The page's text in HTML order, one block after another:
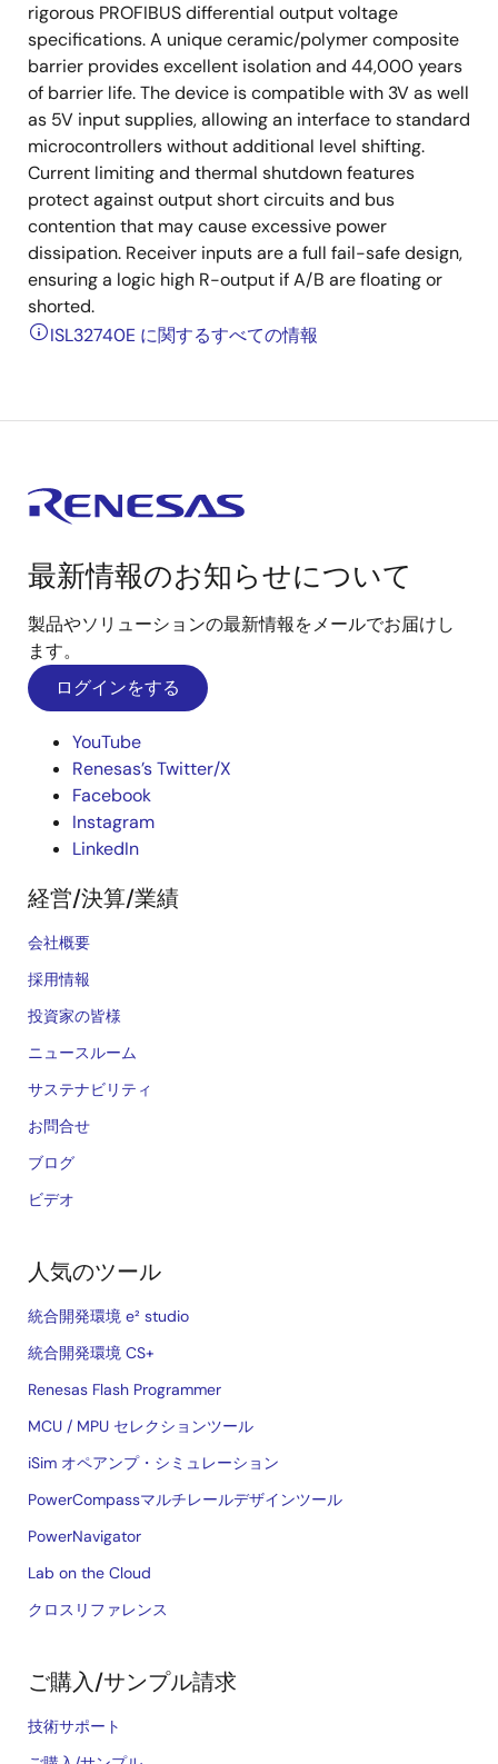
rigorous PROFIBUS differential output voltage
specifications. A unique ceramic/polymer composite
barrier provides excellent isolation and 44,000 years
of barrier life. The device is compatible with 3V as well
as 5V input supplies, allowing an interface to standard
microcontrollers without additional level shifting.
Current limiting and thermal shutdown features
protect against output short circuits and bus
contention that may cause excessive power
dissipation. Receiver inputs are a full fail-safe design,
ensuring a logic high R-output if A/B are floating or
shorted.
ISL32740E に関するすべての情報
最新情報のお知らせについて
製品やソリューションの最新情報をメールでお届けし
ます。
ログインをする
YouTube
Renesas’s Twitter/X
Facebook
Instagram
LinkedIn
経営/決算/業績
会社概要
採用情報
投資家の皆様
ニュースルーム
サステナビリティ
お問合せ
ブログ
ビデオ
人気のツール
統合開発環境 e² studio
統合開発環境 CS+
Renesas Flash Programmer
MCU / MPU セレクションツール
iSim オペアンプ・シミュレーション
PowerCompassマルチレールデザインツール
PowerNavigator
Lab on the Cloud
クロスリファレンス
ご購入/サンプル請求
技術サポート